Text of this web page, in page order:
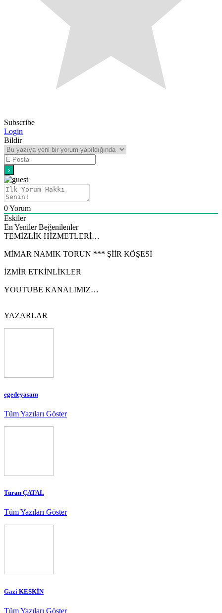
Subscribe
Login
Bildir
0Yorum
Eskiler
En Yeniler Beğenilenler
TEMİZLİK HİZMETLERİ…
MİMAR NAMIK TORUN *** ŞİİR KÖŞESİ
İZMİR ETKİNLİKLER
YOUTUBE KANALIMIZ…
YAZARLAR
egedeyasam
Tüm Yazıları Göster
Turan ÇATAL
Tüm Yazıları Göster
Gazi KESKİN
Tüm Yazıları Göster